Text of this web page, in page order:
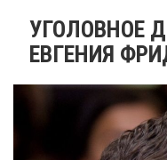
УГОЛОВНОЕ
ЕВГЕНИЯ